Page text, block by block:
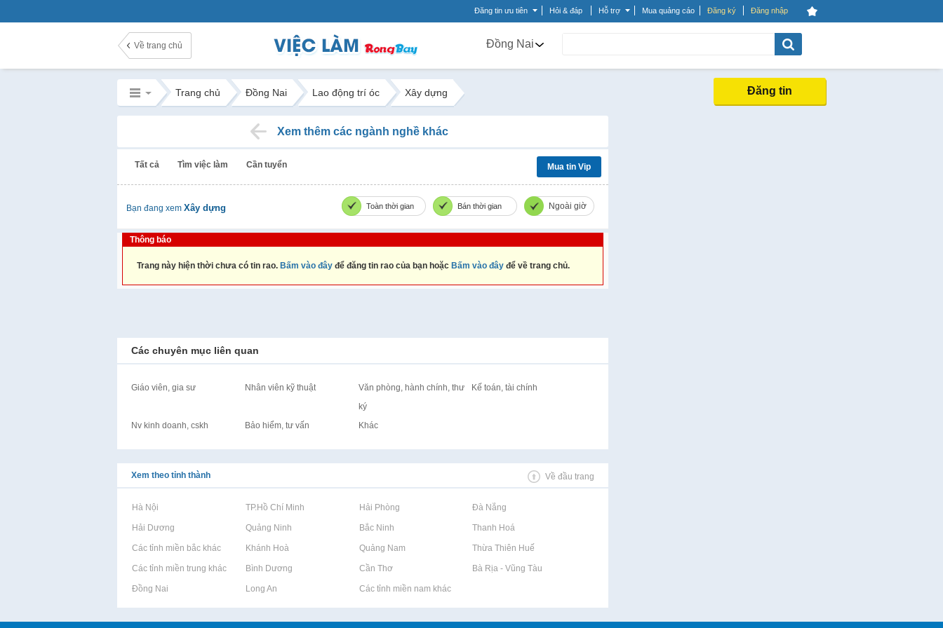
Đăng tin ưu tiên Hỏi & đáp Hỗ trợ Mua quảng cáo Đăng ký Đăng nhập
Về trang chủ Đồng Nai
Trang chủ Đồng Nai Lao động trí óc Xây dựng Đăng tin
Xem thêm các ngành nghề khác
Tất cả Tìm việc làm Cần tuyển Mua tin Vip
Bạn đang xem Xây dựng Toàn thời gian Bán thời gian Ngoài giờ
Thông báo
Trang này hiện thời chưa có tin rao. Bấm vào đây để đăng tin rao của bạn hoặc Bấm vào đây để về trang chủ.
Các chuyên mục liên quan
Giáo viên, gia sư Nhân viên kỹ thuật
Văn phòng, hành chính, thư
ký
Kế toán, tài chính
Nv kinh doanh, cskh Bảo hiểm, tư vấn Khác
Xem theo tỉnh thành Về đầu trang
Rao vặt tại Hà Nội Rao vặt tại TP.Hồ Chí Minh Rao vặt tại Hải Phòng Rao vặt tại Đà Nẵng
Rao vặt tại Hải Dương Rao vặt tại Quảng Ninh Rao vặt tại Bắc Ninh Rao vặt tại Thanh Hoá
Rao vặt tại Các tỉnh miền bắc khácRao vặt tại Khánh Hoà Rao vặt tại Quảng Nam Rao vặt tại Thừa Thiên Huế
Rao vặt tại Các tỉnh miền trung khácRao vặt tại Bình Dương Rao vặt tại Cần Thơ Rao vặt tại Bà Rịa - Vũng Tàu
Rao vặt tại Đồng Nai Rao vặt tại Long An Rao vặt tại Các tỉnh miền nam khác